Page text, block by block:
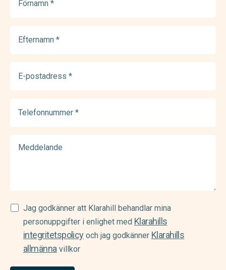
(Required)
(Required)
postadress
(Required)
Samtycke
(Required)
Jag godkänner att Klarahill behandlar mina
personuppgifter i enlighet med Klarahills
integritetspolicyoch jag godkänner Klarahills
allmännavillkor